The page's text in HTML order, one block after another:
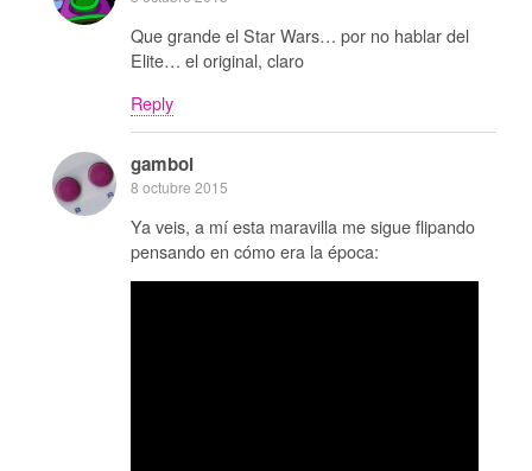
Que grande el Star Wars… por no hablar del
Elite… el original, claro
Reply
gamboi
8 octubre 2015
Ya veis, a mí esta maravilla me sigue flipando
pensando en cómo era la época: